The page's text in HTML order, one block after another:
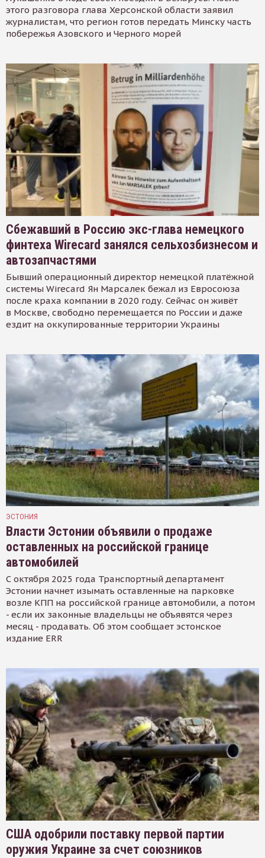
этого разговора глава Херсонской области заявил
журналистам, что регион готов передать Минску часть
побережья Азовского и Черного морей
Сбежавший в Россию экс-глава немецкого
финтеха Wirecard занялся сельхозбизнесом и
автозапчастями
Бывший операционный директор немецкой платёжной
системы Wirecard Ян Марсалек бежал из Евросоюза
после краха компании в 2020 году. Сейчас он живёт
в Москве, свободно перемещается по России и даже
ездит на оккупированные территории Украины
ЭСТОНИЯ
Власти Эстонии объявили о продаже
оставленных на российской границе
автомобилей
С октября 2025 года Транспортный департамент
Эстонии начнет изымать оставленные на парковке
возле КПП на российской границе автомобили, а потом
- если их законные владельцы не объявятся через
месяц - продавать. Об этом сообщает эстонское
издание ERR
США одобрили поставку первой партии
оружия Украине за счет союзников